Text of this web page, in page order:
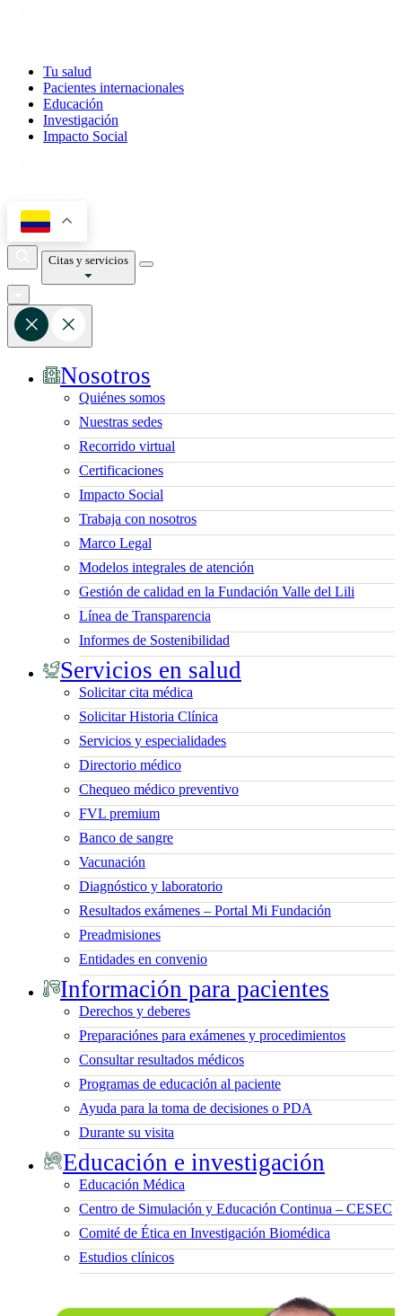
Tu salud
Pacientes internacionales
Educación
Investigación
Impacto Social
Citas y servicios
Nosotros
Quiénes somos
Nuestras sedes
Recorrido virtual
Certificaciones
Impacto Social
Trabaja con nosotros
Marco Legal
Modelos integrales de atención
Gestión de calidad en la Fundación Valle del Lili
Línea de Transparencia
Informes de Sostenibilidad
Servicios en salud
Solicitar cita médica
Solicitar Historia Clínica
Servicios y especialidades
Directorio médico
Chequeo médico preventivo
FVL premium
Banco de sangre
Vacunación
Diagnóstico y laboratorio
Resultados exámenes – Portal Mi Fundación
Preadmisiones
Entidades en convenio
Información para pacientes
Derechos y deberes
Preparaciónes para exámenes y procedimientos
Consultar resultados médicos
Programas de educación al paciente
Ayuda para la toma de decisiones o PDA
Durante su visita
Educación e investigación
Educación Médica
Centro de Simulación y Educación Continua – CESEC
Comité de Ética en Investigación Biomédica
Estudios clínicos